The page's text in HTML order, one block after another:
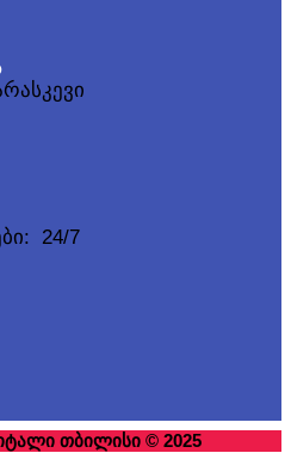
24/7
თბილისი © 2025